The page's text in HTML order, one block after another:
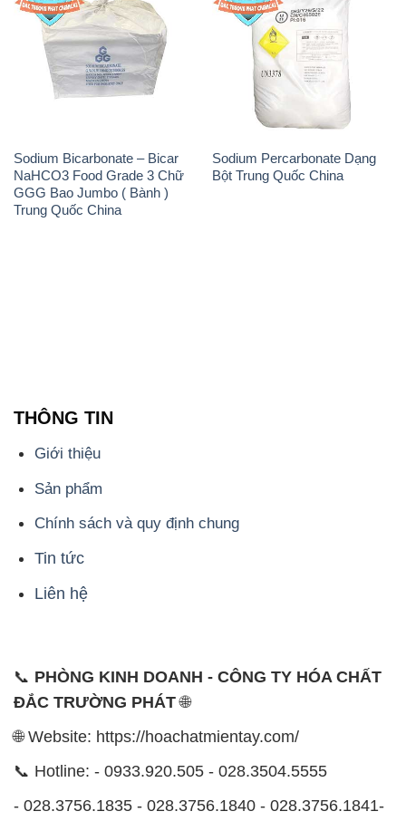
Sodium Bicarbonate – Bicar
NaHCO3 Food Grade 3 Chữ
GGG Bao Jumbo ( Bành )
Trung Quốc China
Sodium Percarbonate Dạng
Bột Trung Quốc China
THÔNG TIN
Giới thiệu
Sản phẩm
Chính sách và quy định chung
Tin tức
Liên hệ
📞 PHÒNG KINH DOANH - CÔNG TY HÓA CHẤT
ĐẮC TRƯỜNG PHÁT🌐
🌐 Website: https://hoachatmientay.com/
📞 Hotline: - 0933.920.505 - 028.3504.5555
- 028.3756.1835 - 028.3756.1840 - 028.3756.1841-